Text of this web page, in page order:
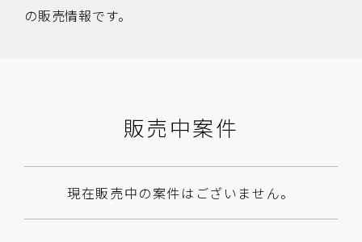
の販売情報です。
販売中案件
現在販売中の案件はございません。